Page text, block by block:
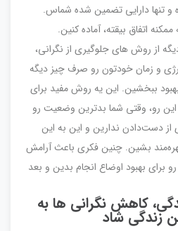
و تنها دارایی تضمین شده شماس.
اتفاق بیقته، آماده کنین.
از روش های جلوگیری از نگرانی،
و زمان خودتون رو صرف چیز دیگه
ببخشین. این یه روش مفید برای
این رو، وقتی شما بدترین وضعیت رو
از دست‌دادن ندارین و این به این
بشین. چنین فکری باعث آرامش
برای بهبود اوضاع انجام بدین و بعد
کاهش نگرانی ها به
زندگی شاد